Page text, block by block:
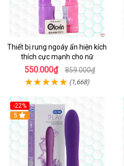
Thiết bị rung ngoáy ẩn hiện kích
thích cực mạnh cho nữ
550.000₫ 859.000₫
(1,668)
-22%
Hot
5